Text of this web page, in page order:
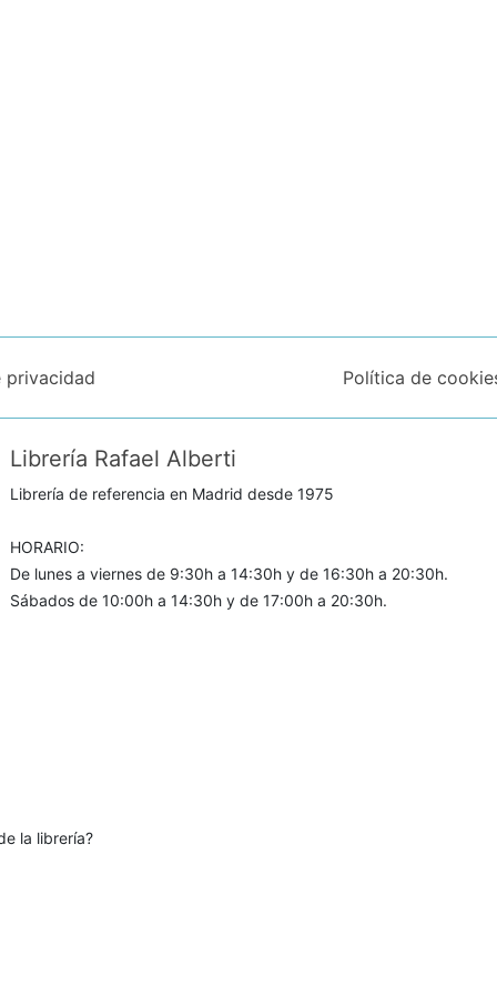
privacidad Política de
Librería Rafael Alberti
Librería de referencia en Madrid desde 1975
HORARIO:
De lunes a viernes de 9:30h a 14:30h y de 16:30h a 20:30h.
Sábados de 10:00h a 14:30h y de 17:00h a 20:30h.
la librería?